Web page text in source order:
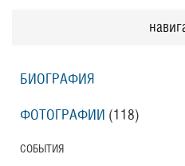
БИОГРАФИЯ
ФОТОГРАФИИ (118)
СОБЫТИЯ